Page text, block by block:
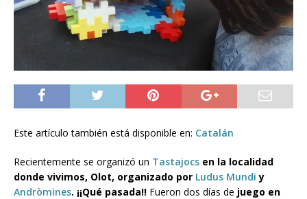
Este artículo también está disponible en: Catalán
Recientemente se organizó un Tastajocs en la localidad
donde vivimos, Olot, organizado por Ludus Mundi y
Andròmines. ¡¡Qué pasada!! Fueron dos días de juego en